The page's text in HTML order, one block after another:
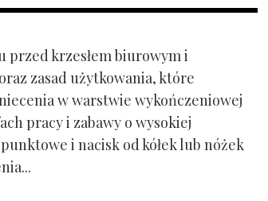
przed krzesłem biurowym i
zasad użytkowania, które
w warstwie wykończeniowej
pracy i zabawy o wysokiej
i nacisk od kółek lub nóżek